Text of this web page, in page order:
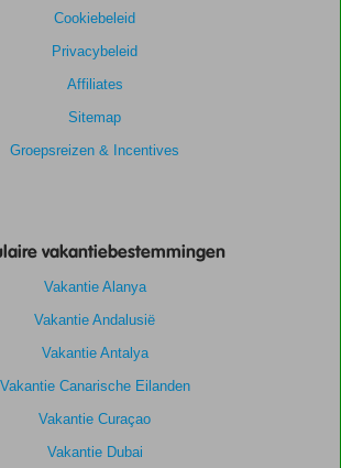
Cookiebeleid
Privacybeleid
Affiliates
Sitemap
Groepsreizen & Incentives
vakantiebestemmingen
Vakantie Alanya
Vakantie Andalusië
Vakantie Antalya
Vakantie Canarische Eilanden
Vakantie Curaçao
Vakantie Dubai